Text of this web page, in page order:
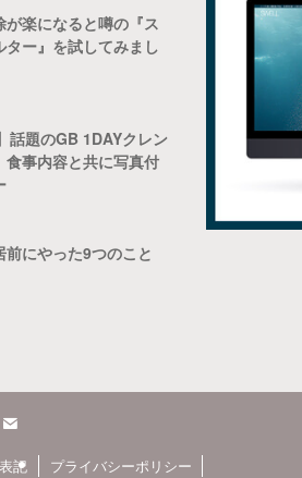
が楽になると噂の『ス
ター』を試してみまし
話題のGB 1DAYクレン
食事内容と共に写真付
前にやった9つのこと
記 プライバシーポリシー